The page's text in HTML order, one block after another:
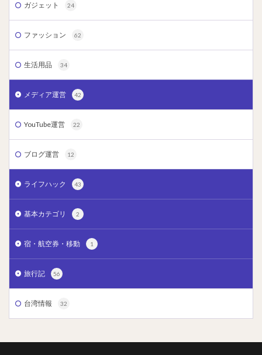
ガジェット 24
ファッション 62
生活用品 34
メディア運営 42
YouTube運営 22
ブログ運営 12
ライフハック 43
基本カテゴリ 2
宿・航空券・移動 1
旅行記 56
台湾情報 32